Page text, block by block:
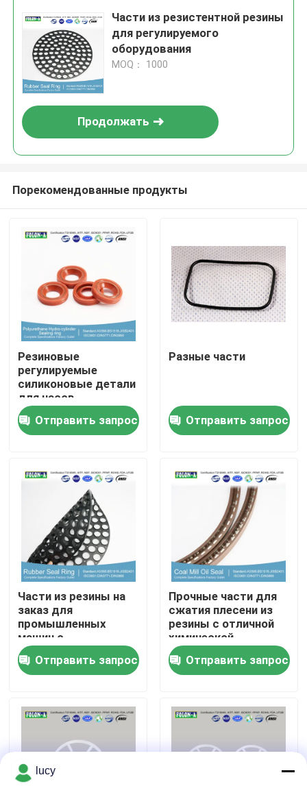
Главная страница
Продукция
Ролики
О Компании
Наша фабрика
контроль качества
контактные данные
резиновые колцеобразные уплотнения
Части из резистентной резины
для регулируемого
оборудования
MOQ： 1000
Продолжать
Порекомендованные продукты
Резиновые
регулируемые
силиконовые детали
для часов
Отправить запрос
Разные части
Отправить запрос
Части из резины на
заказ для
промышленных
машин с
сертификацией ROHS
REACH FDA LFGB
Отправить запрос
Прочные части для
сжатия плесени из
резины с отличной
химической
устойчивостью
Отправить запрос
lucy